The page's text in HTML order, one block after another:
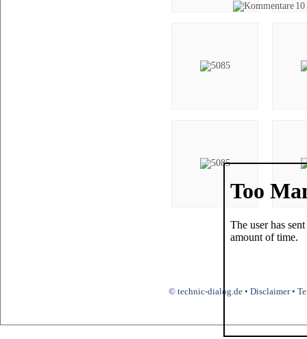
10
© technic-dialog.de • Disclaimer•